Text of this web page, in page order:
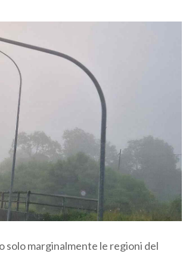
solo marginalmente le regioni del